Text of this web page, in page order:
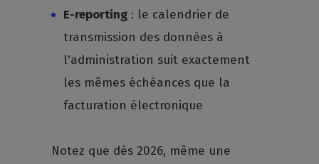
E-reporting : le calendrier de
transmission des données à
l'administration suit exactement
les mêmes échéances que la
facturation électronique
Notez que dès 2026, même une